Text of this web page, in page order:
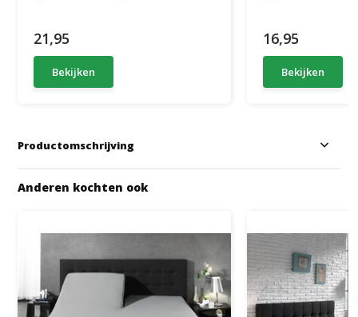
21,95
Bekijken
16,95
Bekijken
Productomschrijving
Anderen kochten ook